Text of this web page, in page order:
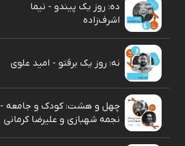
ده: روز یک پیندو - نیما
اشرف‌زاده
نه: روز یک برقتو - امید علوی
چهل و هشت: کودک و جامعه -
نجمه شهبازی و علیرضا کرمانی